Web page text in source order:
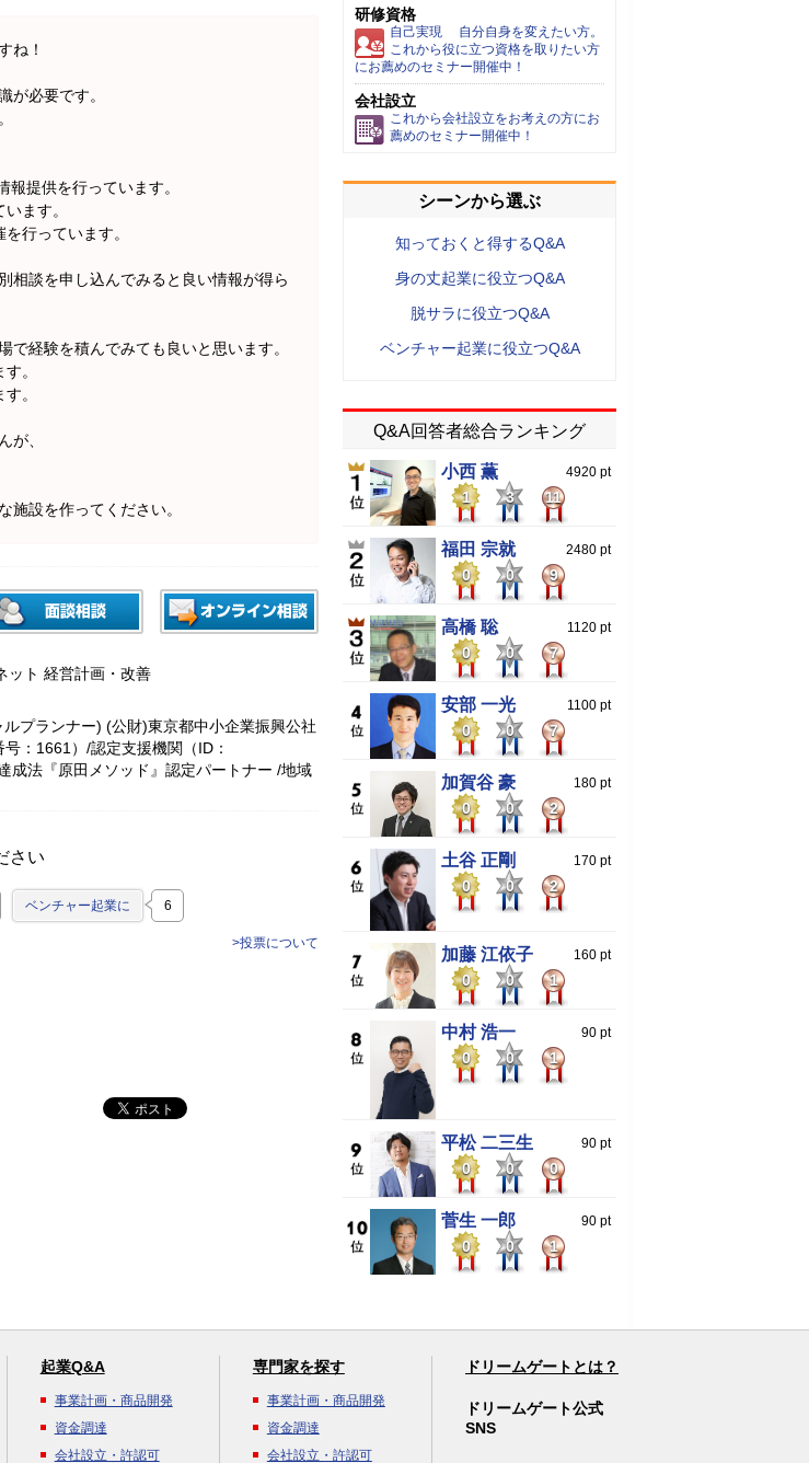
ね！
が必要です。
提供を行っています。
ます。
行っています。
相談を申し込んでみると良い情報が得ら
経験を積んでみても良いと思います。
。
。
が、
施設を作ってください。
ット 経営計画・改善
プランナー) (公財)東京都中小企業振興公社
：1661）/認定支援機関（ID：
成法『原田メソッド』認定パートナー /地域
さい
ベンチャー起業に 6
>投票について
研修資格
自己実現 自分自身を変えたい方。
これから役に立つ資格を取りたい方
にお薦めのセミナー開催中！
会社設立
これから会社設立をお考えの方にお
薦めのセミナー開催中！
シーンから選ぶ
知っておくと得するQ&A
身の丈起業に役立つQ&A
脱サラに役立つQ&A
ベンチャー起業に役立つQ&A
Q&A回答者総合ランキング
小西 薫 4920 pt
1 3 11
福田 宗就 2480 pt
0 0 9
高橋 聡 1120 pt
0 0 7
安部 一光 1100 pt
0 0 7
加賀谷 豪 180 pt
0 0 2
土谷 正剛 170 pt
0 0 2
加藤 江依子 160 pt
0 0 1
中村 浩一 90 pt
0 0 1
平松 二三生 90 pt
0 0 0
菅生 一郎 90 pt
0 0 1
起業Q&A
事業計画・商品開発
資金調達
会社設立・許認可
専門家を探す
事業計画・商品開発
資金調達
会社設立・許認可
ドリームゲートとは？
ドリームゲート公式
SNS